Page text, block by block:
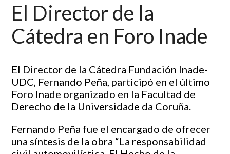
El Director de la
Cátedra en Foro Inade
El Director de la Cátedra Fundación Inade-
UDC, Fernando Peña, participó en el último
Foro Inade organizado en la Facultad de
Derecho de la Universidade da Coruña.
Fernando Peña fue el encargado de ofrecer
una síntesis de la obra “La responsabilidad